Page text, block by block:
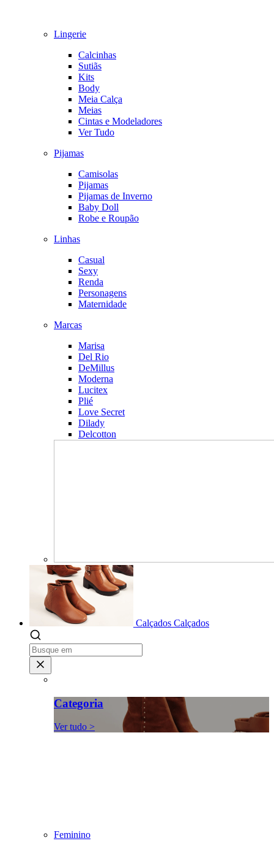
Lingerie
Calcinhas
Sutiãs
Kits
Body
Meia Calça
Meias
Cintas e Modeladores
Ver Tudo
Pijamas
Camisolas
Pijamas
Pijamas de Inverno
Baby Doll
Robe e Roupão
Linhas
Casual
Sexy
Renda
Personagens
Maternidade
Marcas
Marisa
Del Rio
DeMillus
Moderna
Lucitex
Plié
Love Secret
Dilady
Delcotton
Calçados Calçados
Categoria
Ver tudo >
Feminino